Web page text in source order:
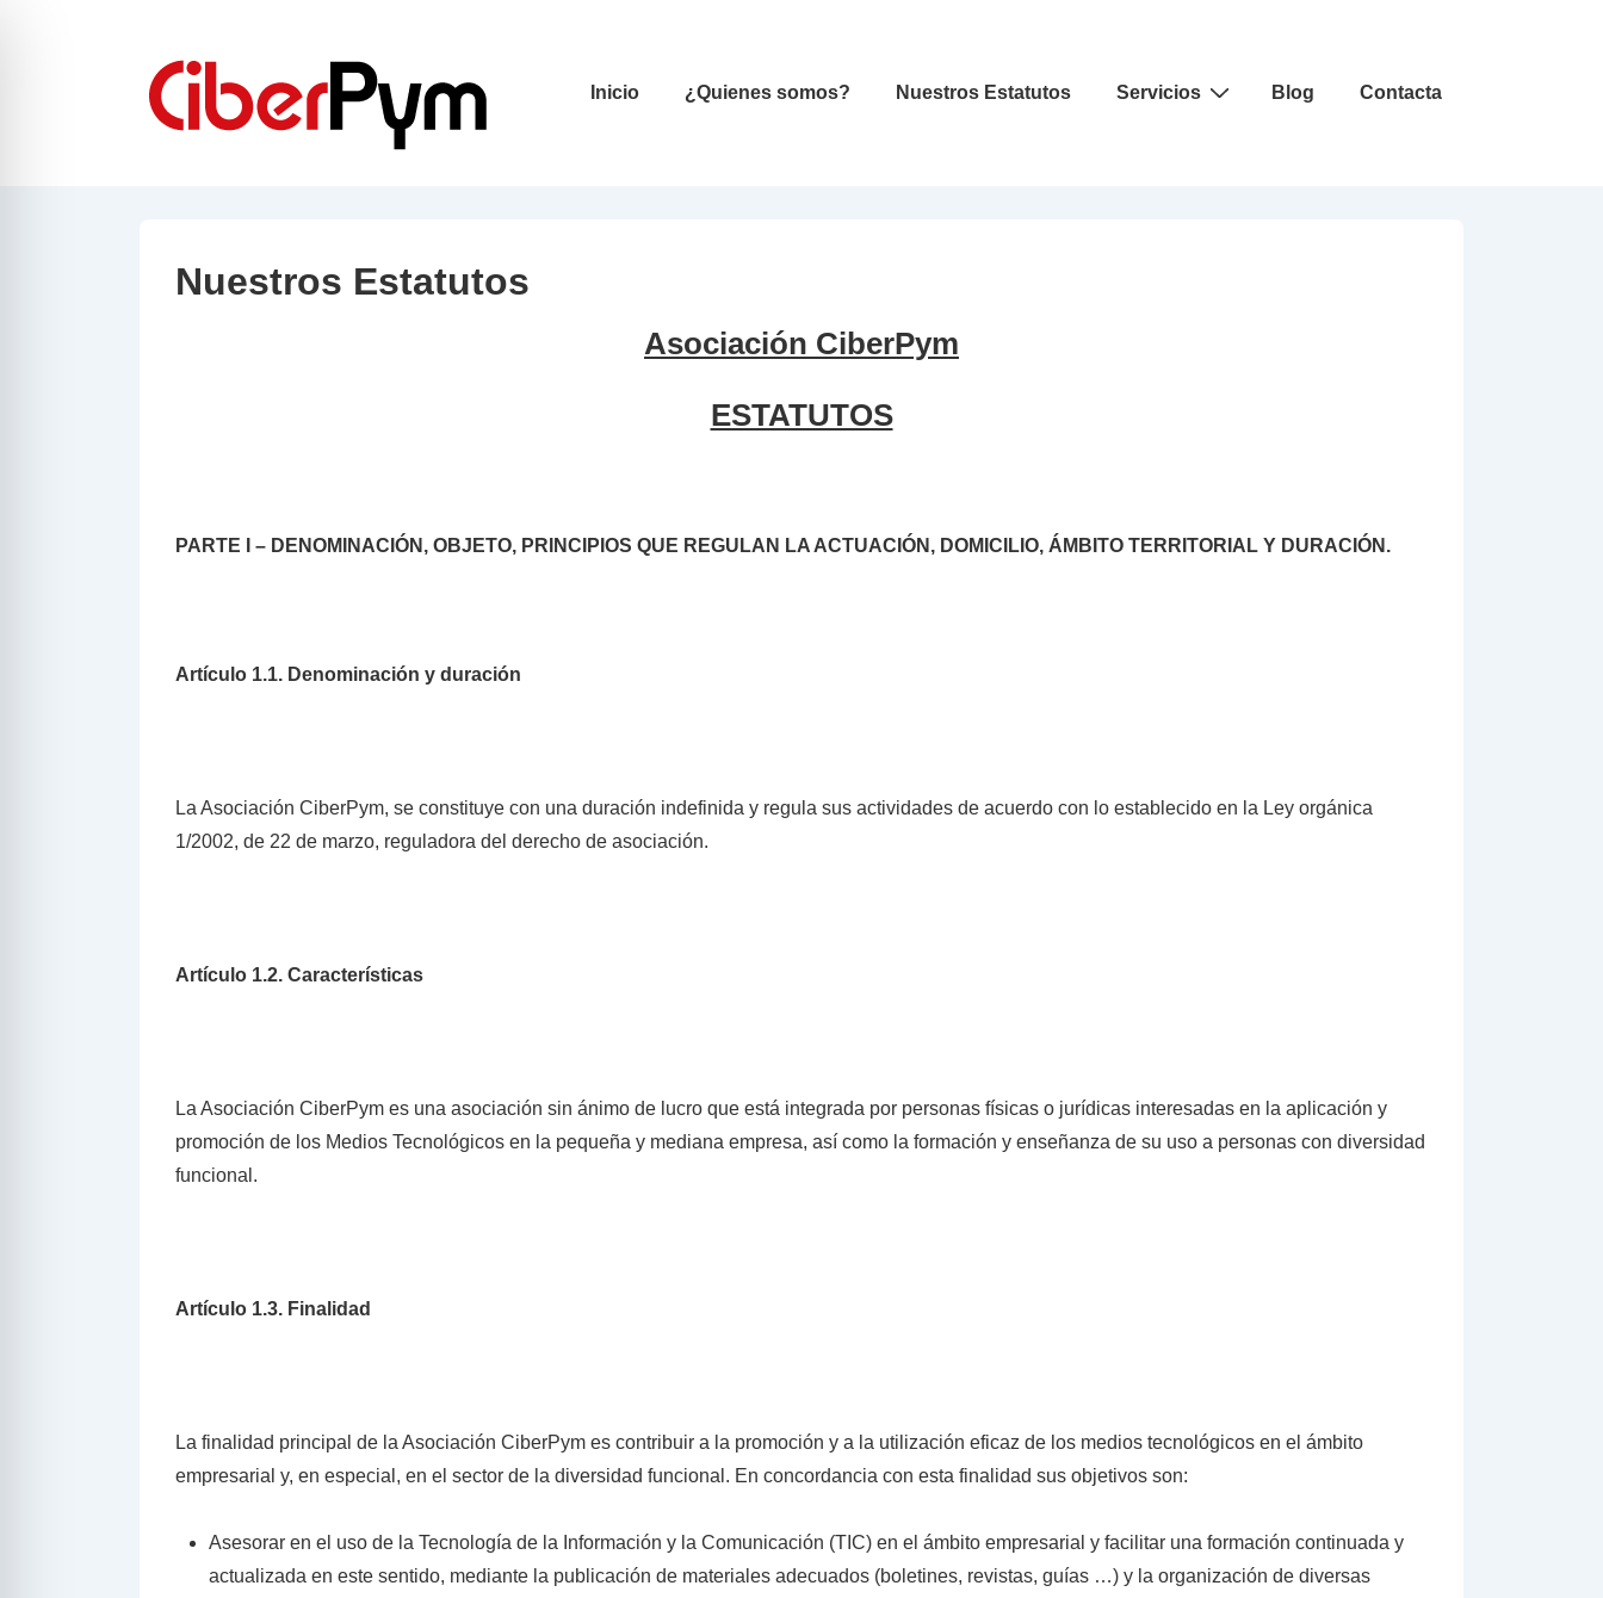
Navegación
Inicio ¿Quienes somos? Nuestros Estatutos Servicios Blog Contacta
Nuestros Estatutos
Asociación CiberPym
ESTATUTOS
PARTE I – DENOMINACIÓN, OBJETO, PRINCIPIOS QUE REGULAN LA ACTUACIÓN, DOMICILIO, ÁMBITO TERRITORIAL Y DURACIÓN.
Artículo 1.1. Denominación y duración
La Asociación CiberPym, se constituye con una duración indefinida y regula sus actividades de acuerdo con lo establecido en la Ley orgánica
1/2002, de 22 de marzo, reguladora del derecho de asociación.
Artículo 1.2. Características
La Asociación CiberPym es una asociación sin ánimo de lucro que está integrada por personas físicas o jurídicas interesadas en la aplicación y
promoción de los Medios Tecnológicos en la pequeña y mediana empresa, así como la formación y enseñanza de su uso a personas con diversidad
funcional.
Artículo 1.3. Finalidad
La finalidad principal de la Asociación CiberPym es contribuir a la promoción y a la utilización eficaz de los medios tecnológicos en el ámbito
empresarial y, en especial, en el sector de la diversidad funcional. En concordancia con esta finalidad sus objetivos son:
Asesorar en el uso de la Tecnología de la Información y la Comunicación (TIC) en el ámbito empresarial y facilitar una formación continuada y
actualizada en este sentido, mediante la publicación de materiales adecuados (boletines, revistas, guías …) y la organización de diversas